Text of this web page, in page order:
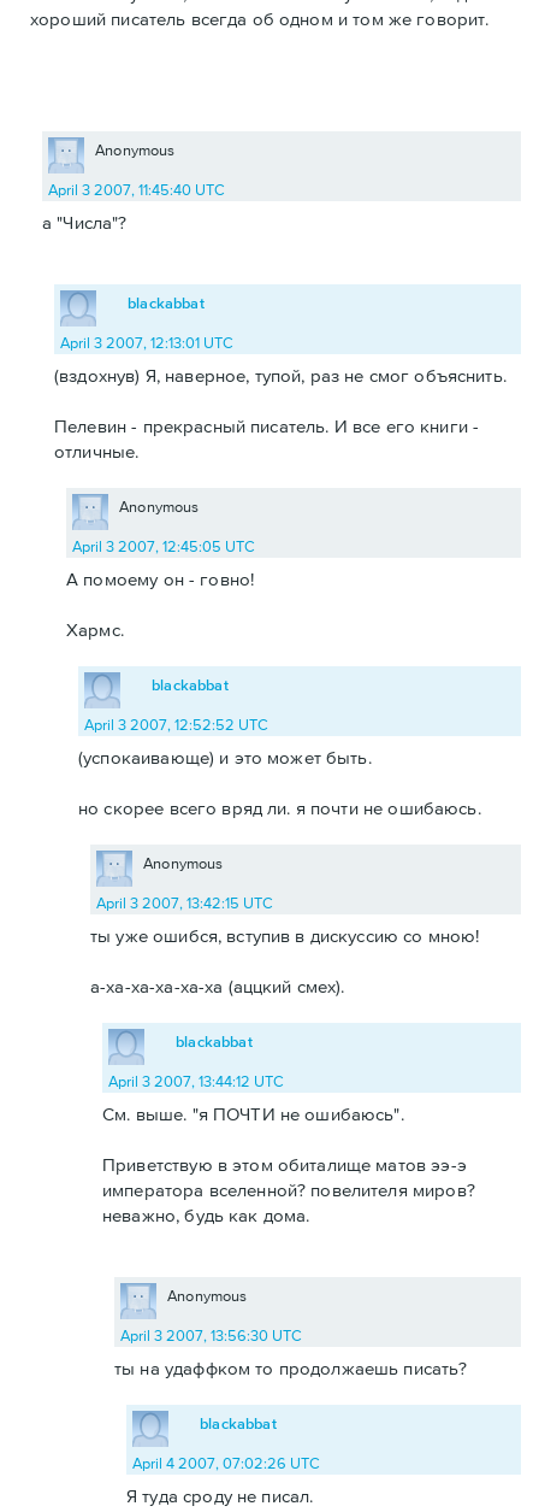
хороший писатель всегда об одном и том же говорит.
Anonymous
April 3 2007, 11:45:40 UTC
а "Числа"?
blackabbat
April 3 2007, 12:13:01 UTC
(вздохнув) Я, наверное, тупой, раз не смог объяснить.
Пелевин - прекрасный писатель. И все его книги -
отличные.
Anonymous
April 3 2007, 12:45:05 UTC
А помоему он - говно!
Хармс.
blackabbat
April 3 2007, 12:52:52 UTC
(успокаивающе) и это может быть.
но скорее всего вряд ли. я почти не ошибаюсь.
Anonymous
April 3 2007, 13:42:15 UTC
ты уже ошибся, вступив в дискуссию со мною!
а-ха-ха-ха-ха-ха (аццкий смех).
blackabbat
April 3 2007, 13:44:12 UTC
См. выше. "я ПОЧТИ не ошибаюсь".
Приветствую в этом обиталище матов ээ-э
императора вселенной? повелителя миров?
неважно, будь как дома.
Anonymous
April 3 2007, 13:56:30 UTC
ты на удаффком то продолжаешь писать?
blackabbat
April 4 2007, 07:02:26 UTC
Я туда сроду не писал.